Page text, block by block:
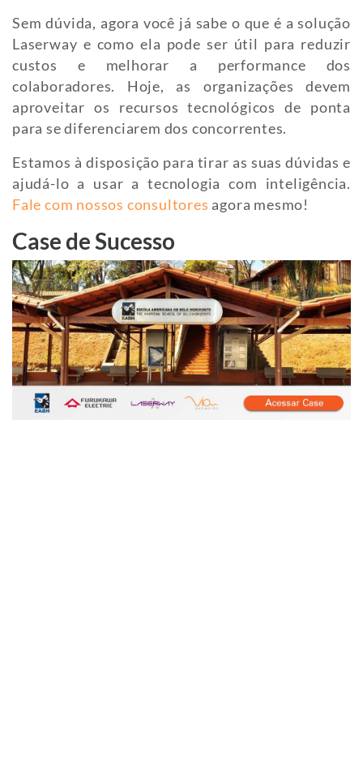
Sem dúvida, agora você já sabe o que é a solução
Laserway e como ela pode ser útil para reduzir
custos e melhorar a performance dos
colaboradores. Hoje, as organizações devem
aproveitar os recursos tecnológicos de ponta
para se diferenciarem dos concorrentes.
Estamos à disposição para tirar as suas dúvidas e
ajudá-lo a usar a tecnologia com inteligência.
Fale com nossos consultores agora mesmo!
Case de Sucesso